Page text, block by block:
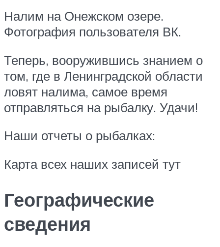
Налим на Онежском озере.
Фотография пользователя ВК.
Теперь, вооружившись знанием о
том, где в Ленинградской области
ловят налима, самое время
отправляться на рыбалку. Удачи!
Наши отчеты о рыбалках:
Карта всех наших записей тут
Географические
сведения